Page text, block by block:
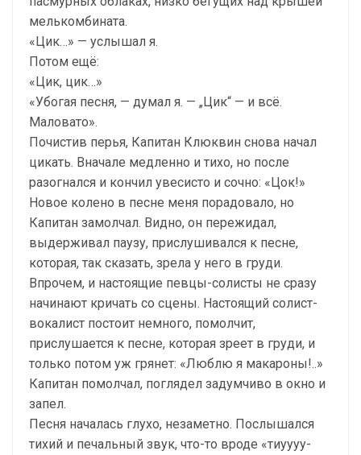
мелькомбината.
«Цик…» — услышал я.
Потом ещё:
«Цик, цик…»
«Убогая песня, — думал я. — „Цик“ — и всё.
Маловато».
Почистив перья, Капитан Клюквин снова начал
цикать. Вначале медленно и тихо, но после
разогнался и кончил увесисто и сочно: «Цок!»
Новое колено в песне меня порадовало, но
Капитан замолчал. Видно, он пережидал,
выдерживал паузу, прислушивался к песне,
которая, так сказать, зрела у него в груди.
Впрочем, и настоящие певцы-солисты не сразу
начинают кричать со сцены. Настоящий солист-
вокалист постоит немного, помолчит,
прислушается к песне, которая зреет в груди, и
только потом уж грянет: «Люблю я макароны!..»
Капитан помолчал, поглядел задумчиво в окно и
запел.
Песня началась глухо, незаметно. Послышался
тихий и печальный звук, что-то вроде «тиуууу-